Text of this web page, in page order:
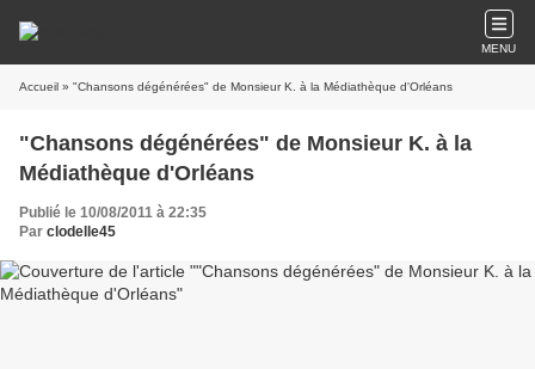
MENU
Accueil » "Chansons dégénérées" de Monsieur K. à la Médiathèque d'Orléans
"Chansons dégénérées" de Monsieur K. à la
Médiathèque d'Orléans
Publié le 10/08/2011 à 22:35
Par clodelle45